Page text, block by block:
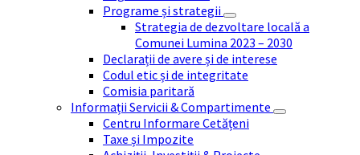
Programe și strategii
Strategia de dezvoltare locală a
Comunei Lumina 2023 – 2030
Declarații de avere și de interese
Codul etic și de integritate
Comisia paritară
Informații Servicii & Compartimente
Centru Informare Cetățeni
Taxe și Impozite